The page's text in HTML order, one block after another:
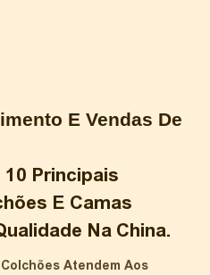
E Vendas De
10 Principais
E Camas
Na China.
Atendem Aos